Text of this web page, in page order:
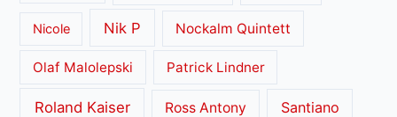
Nicole Nik P Nockalm Quintett
Olaf Malolepski Patrick Lindner
Roland Kaiser Ross Antony Santiano